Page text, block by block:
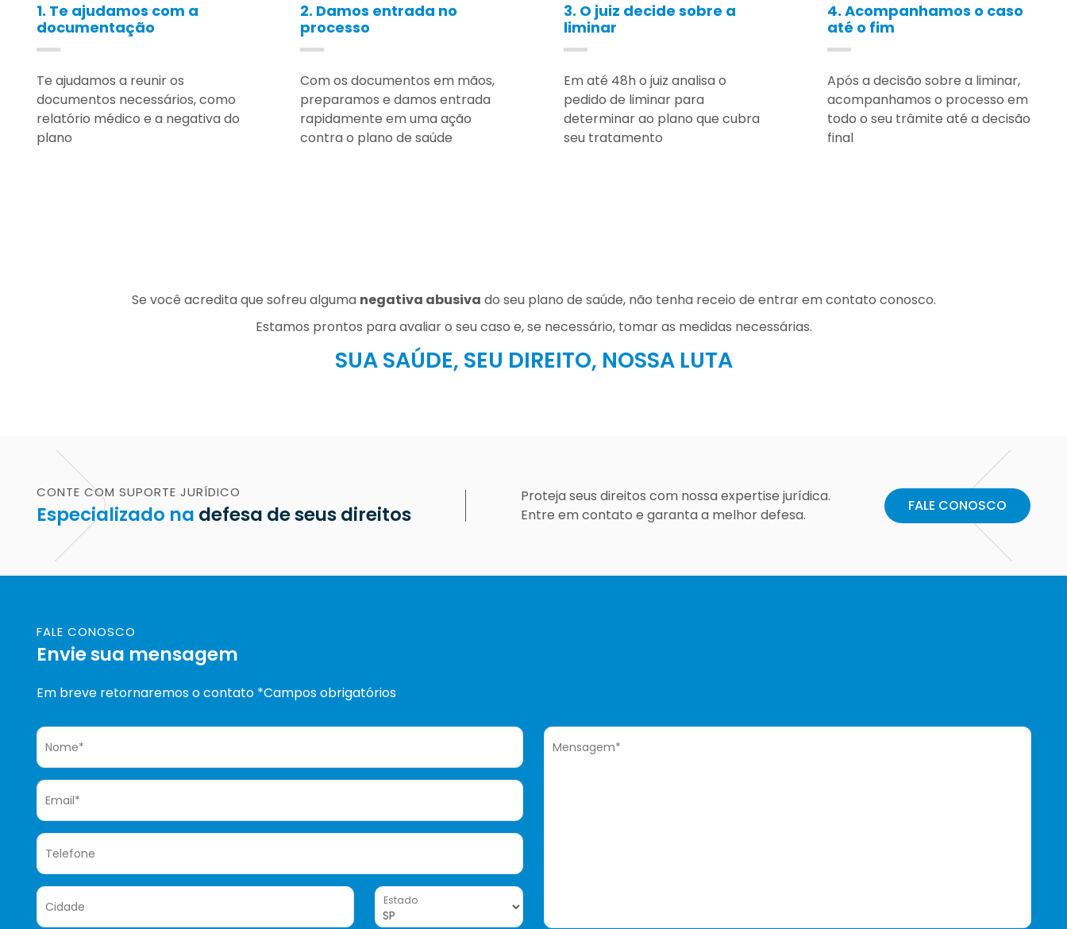
1. Te ajudamos com a
documentação
Te ajudamos a reunir os
documentos necessários, como
relatório médico e a negativa do
plano
2. Damos entrada no
processo
Com os documentos em mãos,
preparamos e damos entrada
rapidamente em uma ação
contra o plano de saúde
3. O juiz decide sobre a
liminar
Em até 48h o juiz analisa o
pedido de liminar para
determinar ao plano que cubra
seu tratamento
4. Acompanhamos o caso
até o fim
Após a decisão sobre a liminar,
acompanhamos o processo em
todo o seu trâmite até a decisão
final
Se você acredita que sofreu alguma negativa abusiva do seu plano de saúde, não tenha receio de entrar em contato conosco.
Estamos prontos para avaliar o seu caso e, se necessário, tomar as medidas necessárias.
SUA SAÚDE, SEU DIREITO, NOSSA LUTA
CONTE COM SUPORTE JURÍDICO
Especializado na defesa de seus direitos
Proteja seus direitos com nossa expertise jurídica.
Entre em contato e garanta a melhor defesa.
FALE CONOSCO
FALE CONOSCO
Envie sua mensagem
Em breve retornaremos o contato *Campos obrigatórios
Nome* Mensagem*
Email*
Telefone
Cidade Estado